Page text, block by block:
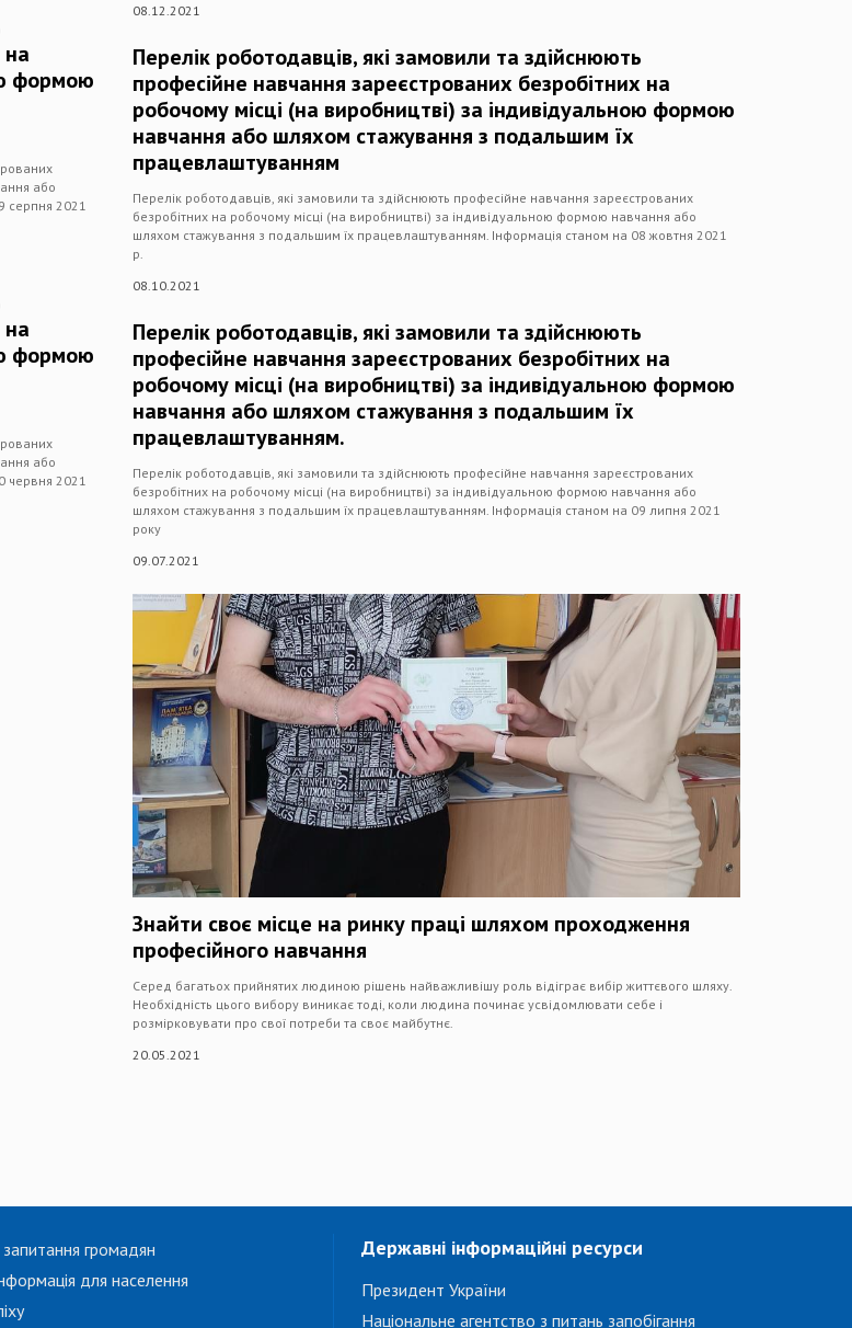
на
формою
або
серпня 2021
на
формою
або
червня 2021
08.12.2021
Перелік роботодавців, які замовили та здійснюють
професійне навчання зареєстрованих безробітних на
робочому місці (на виробництві) за індивідуальною формою
навчання або шляхом стажування з подальшим їх
працевлаштуванням
Перелік роботодавців, які замовили та здійснюють професійне навчання зареєстрованих
безробітних на робочому місці (на виробництві) за індивідуальною формою навчання або
шляхом стажування з подальшим їх працевлаштуванням. Інформація станом на 08 жовтня 2021
р.
08.10.2021
Перелік роботодавців, які замовили та здійснюють
професійне навчання зареєстрованих безробітних на
робочому місці (на виробництві) за індивідуальною формою
навчання або шляхом стажування з подальшим їх
працевлаштуванням.
Перелік роботодавців, які замовили та здійснюють професійне навчання зареєстрованих
безробітних на робочому місці (на виробництві) за індивідуальною формою навчання або
шляхом стажування з подальшим їх працевлаштуванням. Інформація станом на 09 липня 2021
року
09.07.2021
Знайти своє місце на ринку праці шляхом проходження
професійного навчання
Серед багатьох прийнятих людиною рішень найважливішу роль відіграє вибір життєвого шляху.
Необхідність цього вибору виникає тоді, коли людина починає усвідомлювати себе і
розмірковувати про свої потреби та своє майбутнє.
20.05.2021
громадян
для населення
Державні інформаційні ресурси
Президент України
Національне агентство з питань запобігання